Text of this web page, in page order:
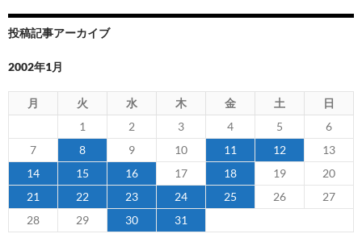
投稿記事アーカイブ
2002年1月
月 火 水 木 金 土
日
1
2 3 4 5
6
7
8 9 10 11 12
13
14
15 16 17 18 19
20
21
22 23 24 25 26
27
28
29 30
31